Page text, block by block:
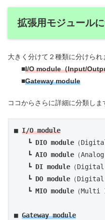
拡張用モジュール
大きく分けて２種類に分けられ
■I/O module（Input/
■Gateway module
ココからさらに詳細に分類しま
■ I/O module
┗ DIO module （
┗ AIO module （
┗ DI module （Digital
┗ DO module （Digital
┗ MIO module （Multi
■ Gateway module